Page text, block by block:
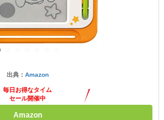
出典： Amazon
毎日お得なタイム
セール開催中
Amazon